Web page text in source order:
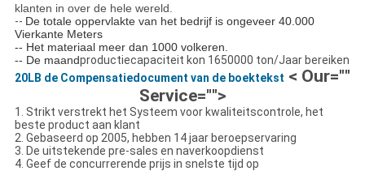
klanten in over de hele wereld.
-- De totale oppervlakte van het bedrijfis ongeveer 40.000
Vierkante Meters
-- Het materiaal meer dan 1000 volkeren.
-- De maandproductiecapaciteit kon 1650000 ton/Jaar bereiken
20LB de Compensatiedocument van de boektekst < Our=""
Service="">
1. Strikt verstrekt het Systeem voor kwaliteitscontrole, het
beste product aan klant
2. Gebaseerd op 2005, hebben 14 jaar beroepservaring
3. De uitstekende pre-sales en naverkoopdienst
4. Geef de concurrerende prijs in snelste tijd op